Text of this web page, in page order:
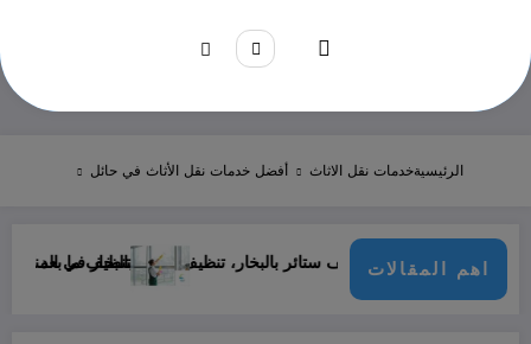
الرئيسيةخدمات نقل الاثاث أفضل خدمات نقل الأثاث في حائل
اهم المقالات
شركة تنظيف ستائر بالبخار، تنظيف ستائر بالبخار في المنزل
تنظيف ما بعد البناء في